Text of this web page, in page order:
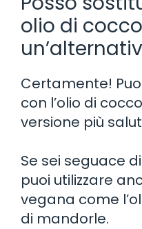
olio di
Certamente!
con l’olio di
versione più
Se sei seguace
puoi utilizzare
vegana come
di mandorle.